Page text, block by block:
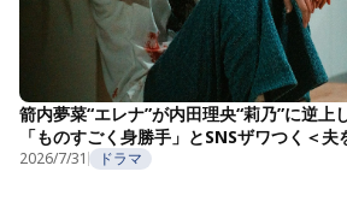
箭内夢菜“エレナ”が内田理央“莉乃”に逆上
「ものすごく身勝手」とSNSザワつく＜
2026/7/31 ドラマ